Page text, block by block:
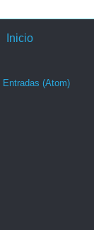
Inicio
Entradas (Atom)